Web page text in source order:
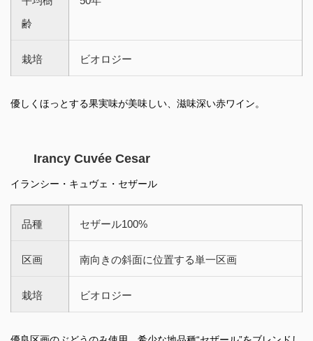
齢
栽培 ビオロジー
優しくほっとする果実味が美味しい、滋味深い赤ワイン。
Irancy Cuvée Cesar
イランシー・キュヴェ・セザール
品種 セザール100%
区画 南向きの斜面に位置する単一区画
栽培 ビオロジー